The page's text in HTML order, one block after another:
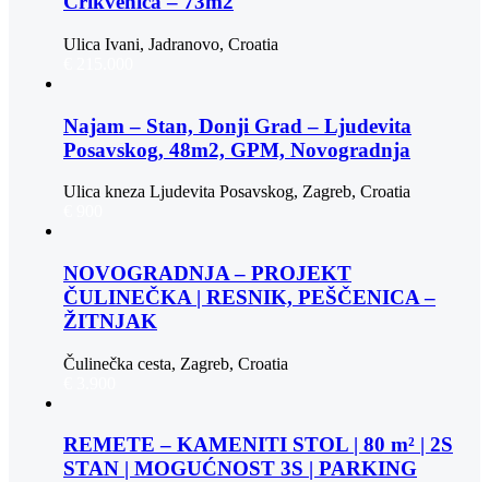
Ulica Ivani, Jadranovo, Croatia
Najam – Stan, Donji Grad – Ljudevita
Posavskog, 48m2, GPM, Novogradnja
Ulica kneza Ljudevita Posavskog, Zagreb, Croatia
NOVOGRADNJA – PROJEKT
ČULINEČKA | RESNIK, PEŠČENICA –
ŽITNJAK
Čulinečka cesta, Zagreb, Croatia
REMETE – KAMENITI STOL | 80 m² | 2S
STAN | MOGUĆNOST 3S | PARKING